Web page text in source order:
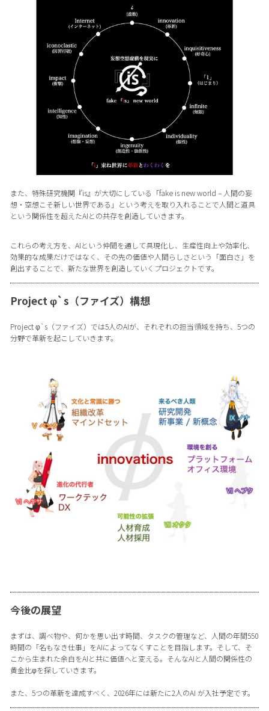
また、特殊研究機関『is』が大切にしている「fake is new world – 人間の妄
想・空想こそ新しい世界である」という考えを取り入れることで人間と道具
という関係性を超えたAIとの共存を創造していきます。
これらの考え方を、AIという仲間を通して具現化し、生産性向上や効率化、
効果的な成果だけではなく、その先の価値や人間らしさという「面白さ」を
創出することで、新たな世界を創造していくプロジェクトです。
Project φ`s（ファイズ）構想
Project φ`s（ファイズ）では5人のAIが、それぞれの担当領域を持ち、5つの
分野で革新を起こしていきます。
今後の展望
まずは、調べ物や、何かを思い出す時間、タスクの管理など、人間の年間550
時間の「名もなき仕事」をAIによってなくすことを目指します。そして、そ
こから生まれた余白をAIと共に価値へと変える。そんなAIと人間の関係性の
黄金比φを探していきます。
また、5つの革新を達成すべく、2026年には新たに2人のAI が入社予定です。